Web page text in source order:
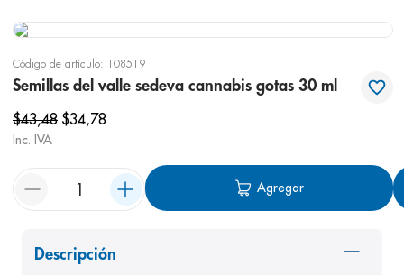
Código de artículo: 108519
Semillas del valle sedeva cannabis gotas 30 ml
$43,48 $34,78
Inc. IVA
Agregar
Descripción
términos más buscados
1. protector solar
3.
4. cerave
nivea
7. bioderma